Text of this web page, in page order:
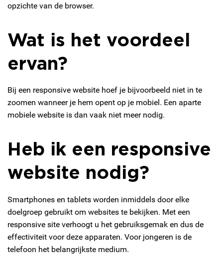
opzichte van de browser.
Wat is het voordeel
ervan?
Bij een responsive website hoef je bijvoorbeeld niet in te
zoomen wanneer je hem opent op je mobiel. Een aparte
mobiele website is dan vaak niet meer nodig.
Heb ik een responsive
website nodig?
Smartphones en tablets worden inmiddels door elke
doelgroep gebruikt om websites te bekijken. Met een
responsive site verhoogt u het gebruiksgemak en dus de
effectiviteit voor deze apparaten. Voor jongeren is de
telefoon het belangrijkste medium.